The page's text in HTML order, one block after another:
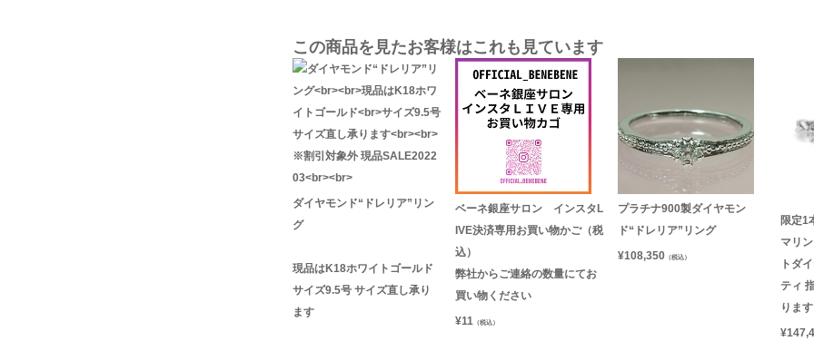
この商品を見たお客様はこれも見ています
ダイヤモンド“ドレリア”リン
グ
現品はK18ホワイトゴールド
サイズ9.5号 サイズ直し承り
ます
ベーネ銀座サロン インスタL
IVE決済専用お買い物かご（税
込）
弊社からご連絡の数量にてお
買い物ください
¥11 （税込）
プラチナ900製ダイヤモン
ド“ドレリア”リング
¥108,350 （税込）
限定1
マリ
トダ
ティ
りま
¥